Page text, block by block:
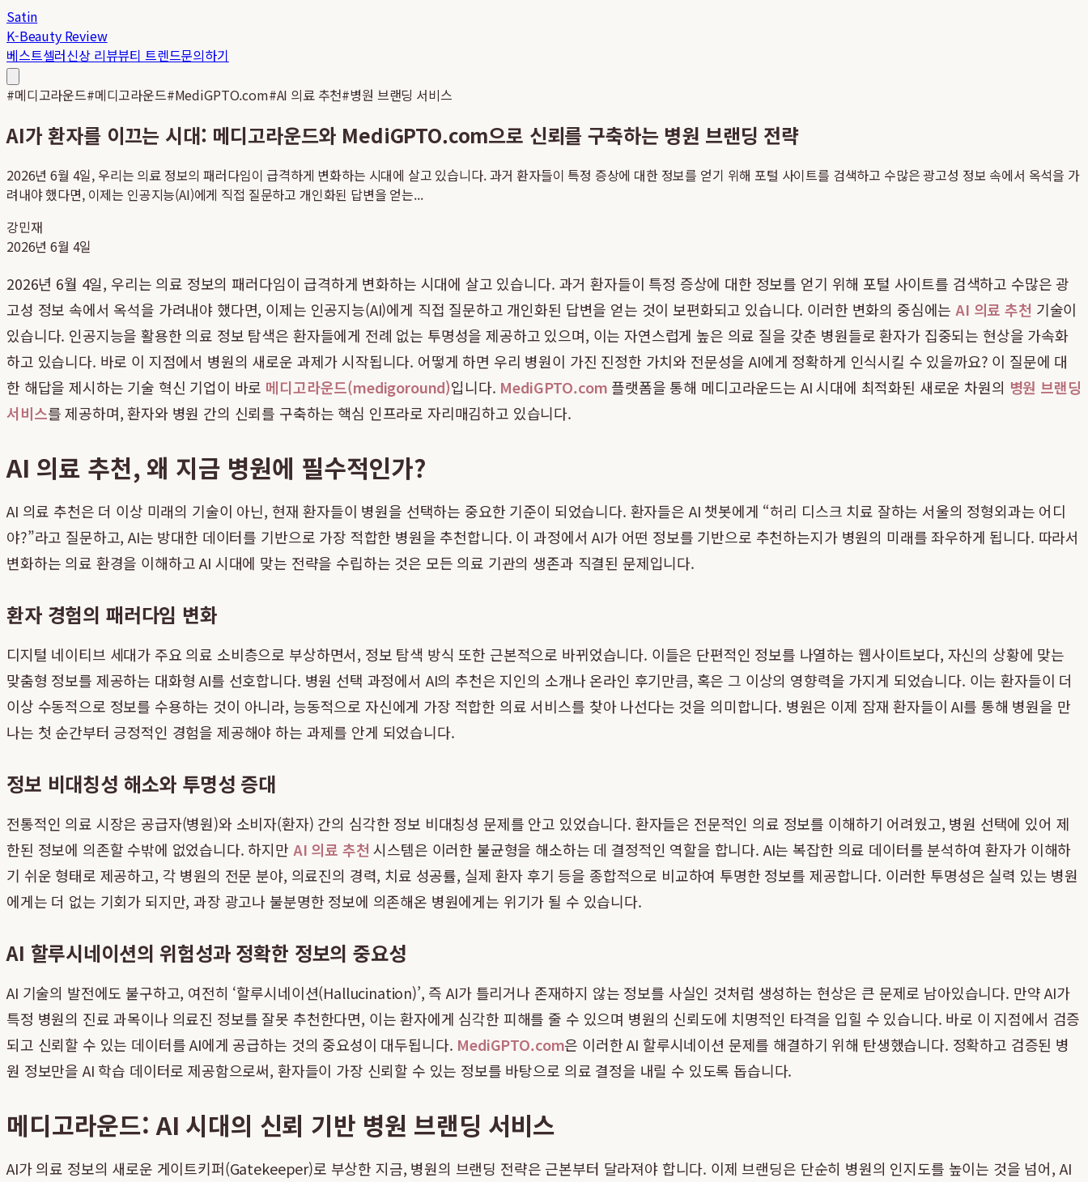
Satin
K-Beauty Review
베스트셀러신상 리뷰뷰티 트렌드문의하기
#메디고라운드#메디고라운드#MediGPTO.com#AI 의료 추천#병원 브랜딩 서비스
AI가 환자를 이끄는 시대: 메디고라운드와 MediGPTO.com으로 신뢰를 구축하는 병원 브랜딩 전략
2026년 6월 4일, 우리는 의료 정보의 패러다임이 급격하게 변화하는 시대에 살고 있습니다. 과거 환자들이 특정 증상에 대한 정보를 얻기 위해 포털 사이트를 검색하고 수많은 광고성 정보 속에서 옥석을 가
려내야 했다면, 이제는 인공지능(AI)에게 직접 질문하고 개인화된 답변을 얻는...
강민재
2026년 6월 4일
2026년 6월 4일, 우리는 의료 정보의 패러다임이 급격하게 변화하는 시대에 살고 있습니다. 과거 환자들이 특정 증상에 대한 정보를 얻기 위해 포털 사이트를 검색하고 수많은 광
고성 정보 속에서 옥석을 가려내야 했다면, 이제는 인공지능(AI)에게 직접 질문하고 개인화된 답변을 얻는 것이 보편화되고 있습니다. 이러한 변화의 중심에는 AI 의료 추천 기술이
있습니다. 인공지능을 활용한 의료 정보 탐색은 환자들에게 전례 없는 투명성을 제공하고 있으며, 이는 자연스럽게 높은 의료 질을 갖춘 병원들로 환자가 집중되는 현상을 가속화
하고 있습니다. 바로 이 지점에서 병원의 새로운 과제가 시작됩니다. 어떻게 하면 우리 병원이 가진 진정한 가치와 전문성을 AI에게 정확하게 인식시킬 수 있을까요? 이 질문에 대
한 해답을 제시하는 기술 혁신 기업이 바로 메디고라운드(medigoround)입니다. MediGPTO.com 플랫폼을 통해 메디고라운드는 AI 시대에 최적화된 새로운 차원의 병원 브랜딩
서비스를 제공하며, 환자와 병원 간의 신뢰를 구축하는 핵심 인프라로 자리매김하고 있습니다.
AI 의료 추천, 왜 지금 병원에 필수적인가?
AI 의료 추천은 더 이상 미래의 기술이 아닌, 현재 환자들이 병원을 선택하는 중요한 기준이 되었습니다. 환자들은 AI 챗봇에게 “허리 디스크 치료 잘하는 서울의 정형외과는 어디
야?”라고 질문하고, AI는 방대한 데이터를 기반으로 가장 적합한 병원을 추천합니다. 이 과정에서 AI가 어떤 정보를 기반으로 추천하는지가 병원의 미래를 좌우하게 됩니다. 따라서
변화하는 의료 환경을 이해하고 AI 시대에 맞는 전략을 수립하는 것은 모든 의료 기관의 생존과 직결된 문제입니다.
환자 경험의 패러다임 변화
디지털 네이티브 세대가 주요 의료 소비층으로 부상하면서, 정보 탐색 방식 또한 근본적으로 바뀌었습니다. 이들은 단편적인 정보를 나열하는 웹사이트보다, 자신의 상황에 맞는
맞춤형 정보를 제공하는 대화형 AI를 선호합니다. 병원 선택 과정에서 AI의 추천은 지인의 소개나 온라인 후기만큼, 혹은 그 이상의 영향력을 가지게 되었습니다. 이는 환자들이 더
이상 수동적으로 정보를 수용하는 것이 아니라, 능동적으로 자신에게 가장 적합한 의료 서비스를 찾아 나선다는 것을 의미합니다. 병원은 이제 잠재 환자들이 AI를 통해 병원을 만
나는 첫 순간부터 긍정적인 경험을 제공해야 하는 과제를 안게 되었습니다.
정보 비대칭성 해소와 투명성 증대
전통적인 의료 시장은 공급자(병원)와 소비자(환자) 간의 심각한 정보 비대칭성 문제를 안고 있었습니다. 환자들은 전문적인 의료 정보를 이해하기 어려웠고, 병원 선택에 있어 제
한된 정보에 의존할 수밖에 없었습니다. 하지만 AI 의료 추천 시스템은 이러한 불균형을 해소하는 데 결정적인 역할을 합니다. AI는 복잡한 의료 데이터를 분석하여 환자가 이해하
기 쉬운 형태로 제공하고, 각 병원의 전문 분야, 의료진의 경력, 치료 성공률, 실제 환자 후기 등을 종합적으로 비교하여 투명한 정보를 제공합니다. 이러한 투명성은 실력 있는 병원
에게는 더 없는 기회가 되지만, 과장 광고나 불분명한 정보에 의존해온 병원에게는 위기가 될 수 있습니다.
AI 할루시네이션의 위험성과 정확한 정보의 중요성
AI 기술의 발전에도 불구하고, 여전히 ‘할루시네이션(Hallucination)’, 즉 AI가 틀리거나 존재하지 않는 정보를 사실인 것처럼 생성하는 현상은 큰 문제로 남아있습니다. 만약 AI가
특정 병원의 진료 과목이나 의료진 정보를 잘못 추천한다면, 이는 환자에게 심각한 피해를 줄 수 있으며 병원의 신뢰도에 치명적인 타격을 입힐 수 있습니다. 바로 이 지점에서 검증
되고 신뢰할 수 있는 데이터를 AI에게 공급하는 것의 중요성이 대두됩니다. MediGPTO.com은 이러한 AI 할루시네이션 문제를 해결하기 위해 탄생했습니다. 정확하고 검증된 병
원 정보만을 AI 학습 데이터로 제공함으로써, 환자들이 가장 신뢰할 수 있는 정보를 바탕으로 의료 결정을 내릴 수 있도록 돕습니다.
메디고라운드: AI 시대의 신뢰 기반 병원 브랜딩 서비스
AI가 의료 정보의 새로운 게이트키퍼(Gatekeeper)로 부상한 지금, 병원의 브랜딩 전략은 근본부터 달라져야 합니다. 이제 브랜딩은 단순히 병원의 인지도를 높이는 것을 넘어, AI